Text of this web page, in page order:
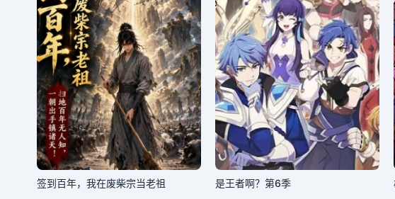
签到百年，我在废柴宗当老祖 是王者啊？第6季